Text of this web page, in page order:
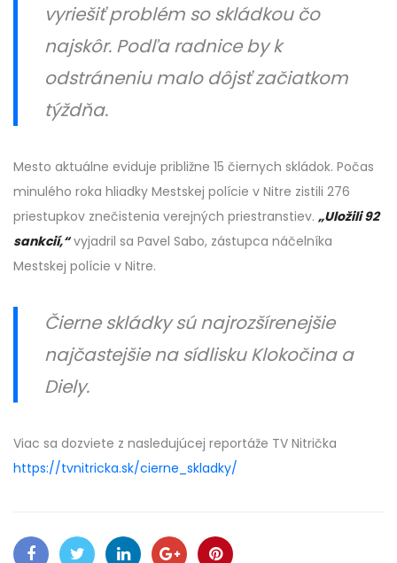
vyriešiť problém so skládkou čo
najskôr. Podľa radnice by k
odstráneniu malo dôjsť začiatkom
týždňa.
Mesto aktuálne eviduje približne 15 čiernych skládok. Počas
minulého roka hliadky Mestskej polície v Nitre zistili 276
priestupkov znečistenia verejných priestranstiev. „Uložili 92
sankcií,“vyjadril sa Pavel Sabo, zástupca náčelníka
Mestskej polície v Nitre.
Čierne skládky sú najrozšírenejšie
najčastejšie na sídlisku Klokočina a
Diely.
Viac sa dozviete z nasledujúcej reportáže TV Nitrička
https://tvnitricka.sk/cierne_skladky/